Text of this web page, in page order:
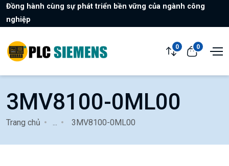
Đồng hành cùng sự phát triển bền vững của ngành công
nghiệp
0 0
3MV8100-0ML00
Trang chủ 3MV8100-0ML00